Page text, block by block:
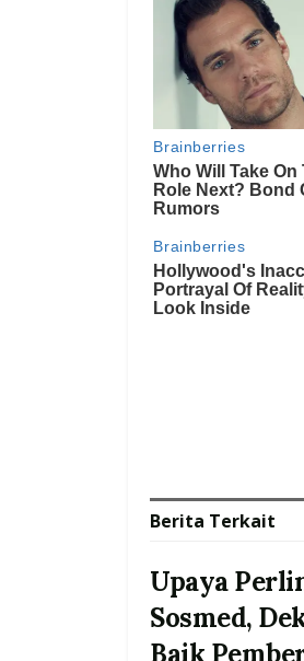
Berita Terkait
Upaya
Sosmed,
Baik